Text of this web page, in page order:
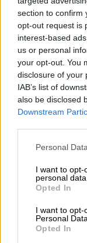
section to confirm
opt-out request is
interest-based
us or personal
your opt-out. You
disclosure of your
IAB’s list of
also be disclosed
Downstream
Please note that
not limited to
grant or deny
use your data for
consent section.
Personal
I want to opt-
personal data.
Opted In
I want to opt-
Personal Data.
Opted In
Κατάρ.
Σε ανάρτησή
ανέφερε ότι «
διάσωσης»
οδήγησαν
από τους
ελικόπτερο.
ΔΙΑΒΑΣΤΕ
Πολιτική|
δεχθεί